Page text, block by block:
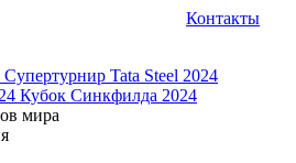
Контакты
Супертурнир Tata Steel 2024
Кубок Синкфилда 2024
мира